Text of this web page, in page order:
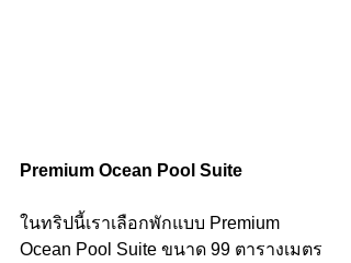
Premium Ocean Pool Suite
ในทริปนี้เราเลือกพักแบบ Premium
Ocean Pool Suite ขนาด 99 ตารางเมตร